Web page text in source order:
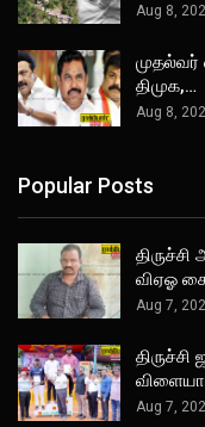
Aug 8,
முதல்வர்
திமுக,…
Aug 8,
Popular Posts
விஏஓ
Aug 7,
Aug 7,